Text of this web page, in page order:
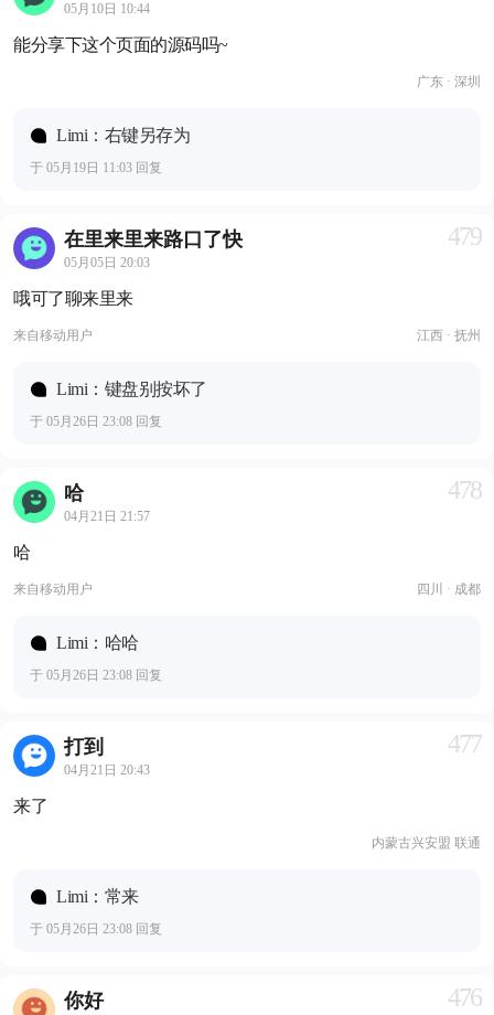
05月10日 10:44
能分享下这个页面的源码吗~
广东 · 深圳
Limi：右键另存为
于 05月19日 11:03 回复
在里来里来路口了快
05月05日 20:03
479
哦可了聊来里来
来自移动用户 江西 · 抚州
Limi：键盘别按坏了
于 05月26日 23:08 回复
哈
04月21日 21:57
478
哈
来自移动用户 四川 · 成都
Limi：哈哈
于 05月26日 23:08 回复
打到
04月21日 20:43
477
来了
内蒙古兴安盟 联通
Limi：常来
于 05月26日 23:08 回复
你好 476